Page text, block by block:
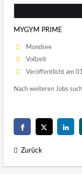
MYGYM PRIME
Mondsee
Vollzeit
Veröffentlicht am
Nach weiteren Jobs
Zurück